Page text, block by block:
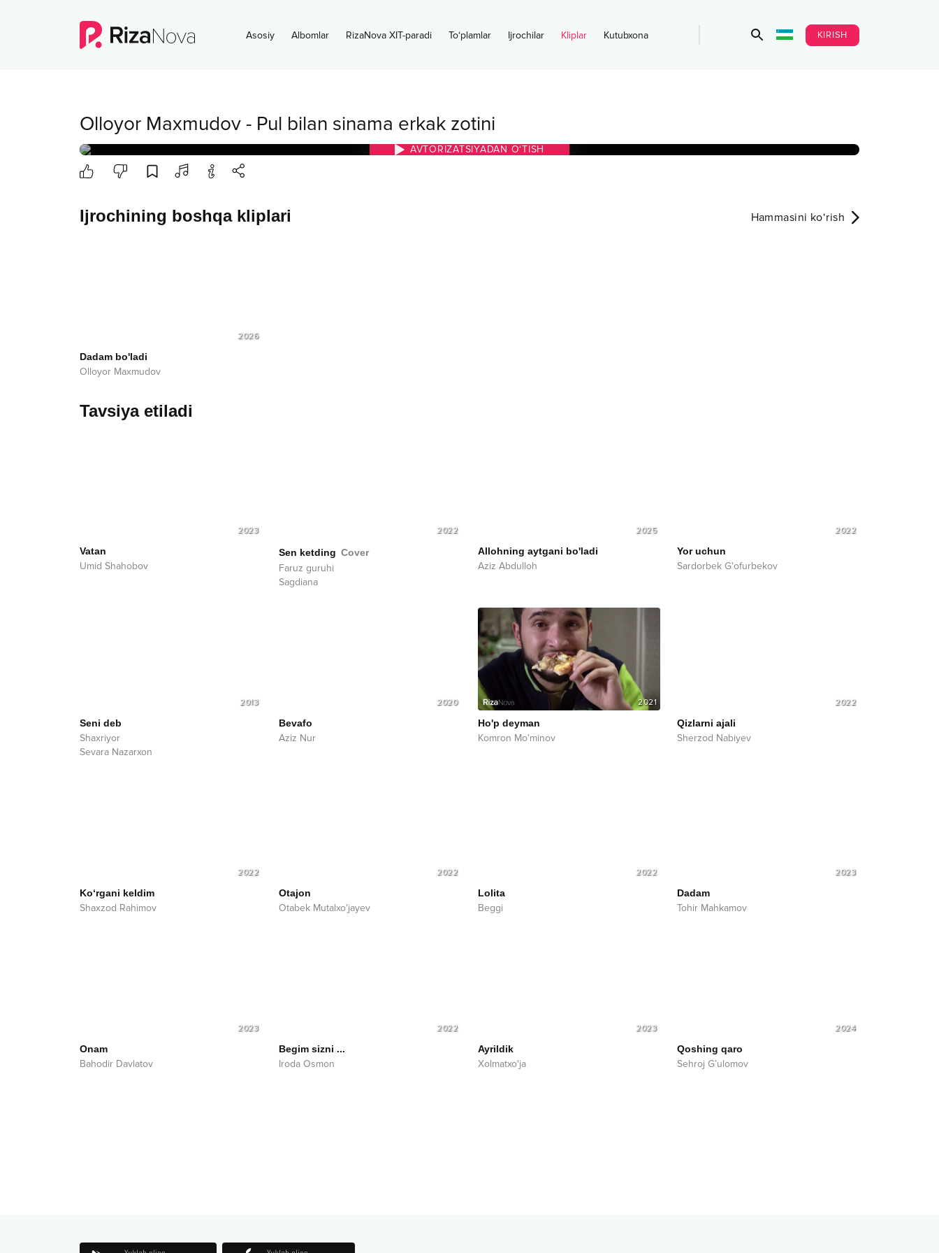
Asosiy Albomlar RizaNova XIT-paradi To‘plamlar Ijrochilar Kliplar Kutubxona KIRISH
Olloyor Maxmudov - Pul bilan sinama erkak zotini
AVTORIZATSIYADAN O‘TISH
Ijrochining boshqa kliplari Hammasini ko‘rish
2026
Dadam bo'ladi
Olloyor Maxmudov
Tavsiya etiladi
2023
Vatan
Umid Shahobov
2022
Sen ketding Cover
Faruz guruhi
Sagdiana
2025
Allohning aytgani bo'ladi
Aziz Abdulloh
2022
Yor uchun
Sardorbek G'ofurbekov
2013
Seni deb
Shaxriyor
Sevara Nazarxon
2020
Bevafo
Aziz Nur
2021
Ho'p deyman
Komron Mo'minov
2022
Qizlarni ajali
Sherzod Nabiyev
2022
Ko‘rgani keldim
Shaxzod Rahimov
2022
Otajon
Otabek Mutalxo'jayev
2022
Lolita
Beggi
2023
Dadam
Tohir Mahkamov
2023
Onam
Bahodir Davlatov
2022
Begim sizni ...
Iroda Osmon
2023
Ayrildik
Xolmatxo'ja
2024
Qoshing qaro
Sehroj G’ulomov